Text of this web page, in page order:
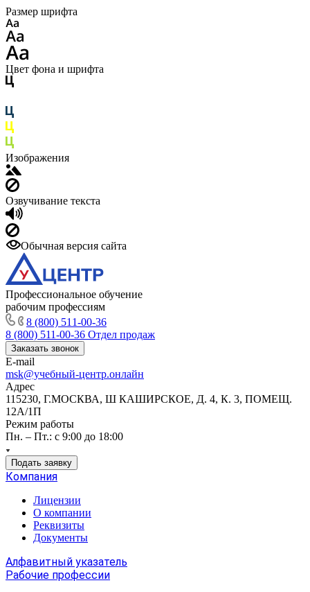
Размер шрифта
Цвет фона и шрифта
Изображения
Озвучивание текста
Обычная версия сайта
Профессиональное обучение
рабочим профессиям
8 (800) 511-00-36
8 (800) 511-00-36 Отдел продаж
Заказать звонок
E-mail
msk@учебный-центр.онлайн
Адрес
115230, Г.МОСКВА, Ш КАШИРСКОЕ, Д. 4, К. 3, ПОМЕЩ.
12А/1П
Режим работы
Пн. – Пт.: с 9:00 до 18:00
Подать заявку
Компания
Лицензии
О компании
Реквизиты
Документы
Алфавитный указатель
Рабочие профессии